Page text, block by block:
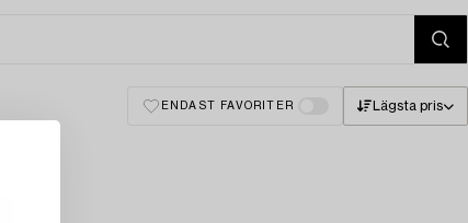
ENDAST FAVORITER Lägsta pris